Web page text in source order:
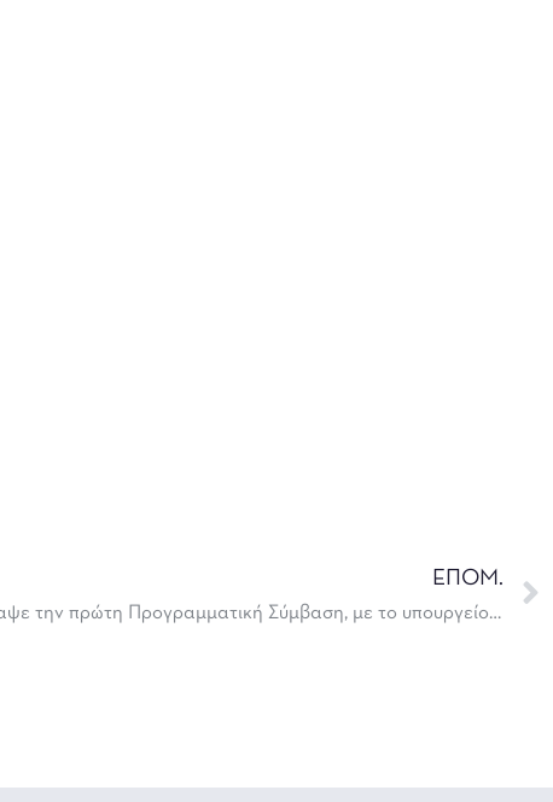
ΕΠΟΜ.
Το ΔΗΠΕΘΕ Ιωαννίνων υπέγραψε την πρώτη Προγραμματική Σύμβαση, με το υπουργείο Πολιτισμού